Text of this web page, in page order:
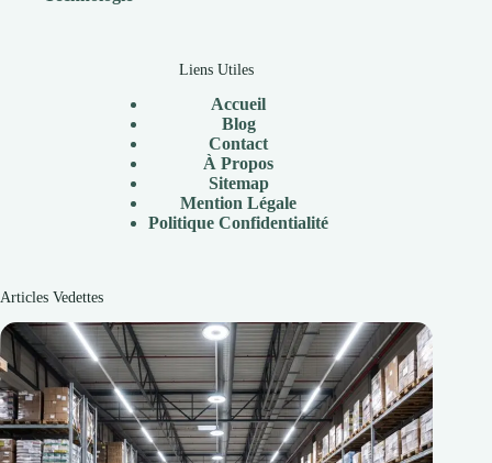
Liens Utiles
Accueil
Blog
Contact
À Propos
Sitemap
Mention Légale
Politique Confidentialité
Articles Vedettes